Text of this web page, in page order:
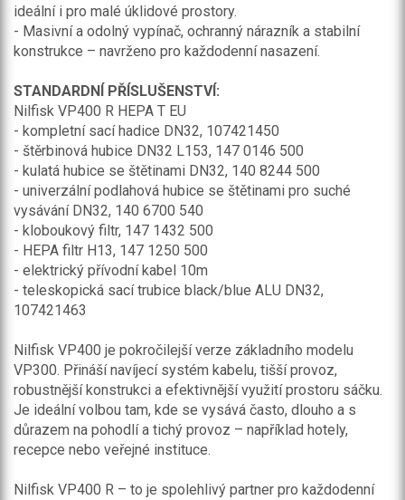
ideální i pro malé úklidové prostory.
- Masivní a odolný vypínač, ochranný nárazník a stabilní
konstrukce – navrženo pro každodenní nasazení.
STANDARDNÍ PŘÍSLUŠENSTVÍ:
Nilfisk VP400 R HEPA T EU
- kompletní sací hadice DN32, 107421450
- štěrbinová hubice DN32 L153, 147 0146 500
- kulatá hubice se štětinami DN32, 140 8244 500
- univerzální podlahová hubice se štětinami pro suché
vysávání DN32, 140 6700 540
- kloboukový filtr, 147 1432 500
- HEPA filtr H13, 147 1250 500
- elektrický přívodní kabel 10m
- teleskopická sací trubice black/blue ALU DN32,
107421463
Nilfisk VP400 je pokročilejší verze základního modelu
VP300. Přináší navíjecí systém kabelu, tišší provoz,
robustnější konstrukci a efektivnější využití prostoru sáčku.
Je ideální volbou tam, kde se vysává často, dlouho a s
důrazem na pohodlí a tichý provoz – například hotely,
recepce nebo veřejné instituce.
Nilfisk VP400 R – to je spolehlivý partner pro každodenní